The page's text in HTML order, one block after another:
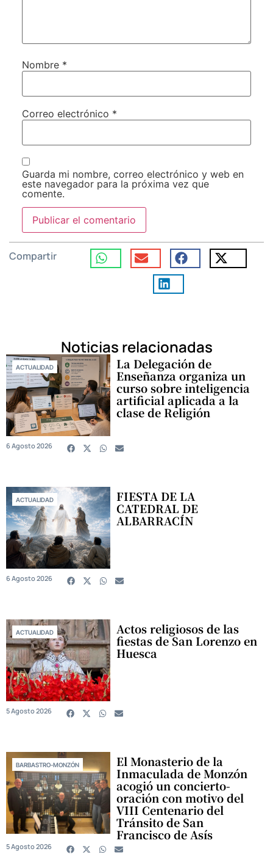
Nombre *
Correo electrónico *
Guarda mi nombre, correo electrónico y web en
este navegador para la próxima vez que
comente.
Compartir
Noticias relacionadas
ACTUALIDAD La Delegación de
Enseñanza organiza un
curso sobre inteligencia
artificial aplicada a la
clase de Religión
6 Agosto 2026
ACTUALIDAD FIESTA DE LA
CATEDRAL DE
ALBARRACÍN
6 Agosto 2026
ACTUALIDAD Actos religiosos de las
fiestas de San Lorenzo en
Huesca
5 Agosto 2026
BARBASTRO-MONZÓN El Monasterio de la
Inmaculada de Monzón
acogió un concierto-
oración con motivo del
VIII Centenario del
Tránsito de San
Francisco de Asís
5 Agosto 2026